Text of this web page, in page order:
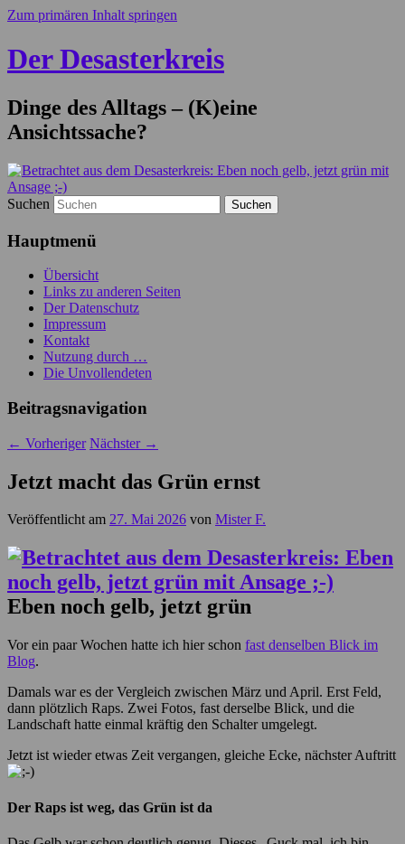
Zum primären Inhalt springen
Der Desasterkreis
Dinge des Alltags – (K)eine
Ansichtssache?
Suchen
Hauptmenü
Übersicht
Links zu anderen Seiten
Der Datenschutz
Impressum
Kontakt
Nutzung durch …
Die Unvollendeten
Beitragsnavigation
← Vorheriger Nächster →
Jetzt macht das Grün ernst
Veröffentlicht am 27. Mai 2026 von Mister F.
Eben noch gelb, jetzt grün
Vor ein paar Wochen hatte ich hier schon fast denselben Blick im
Blog.
Damals war es der Vergleich zwischen März und April. Erst Feld,
dann plötzlich Raps. Zwei Fotos, fast derselbe Blick, und die
Landschaft hatte einmal kräftig den Schalter umgelegt.
Jetzt ist wieder etwas Zeit vergangen, gleiche Ecke, nächster Auftritt
Der Raps ist weg, das Grün ist da